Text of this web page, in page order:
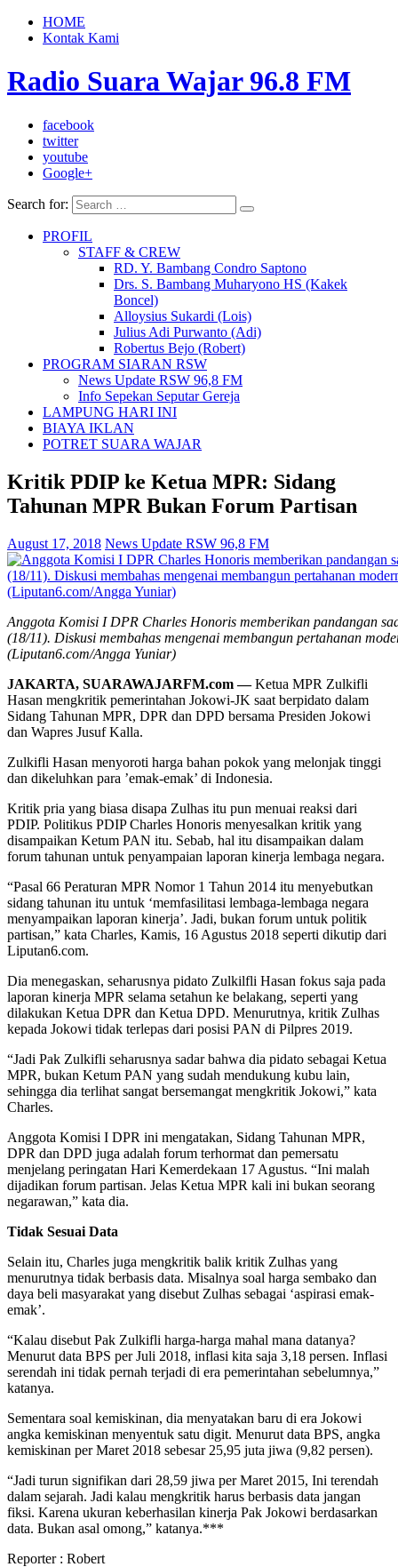
HOME
Kontak Kami
Radio Suara Wajar 96.8 FM
facebook
twitter
youtube
Google+
Search for:
PROFIL
STAFF & CREW
RD. Y. Bambang Condro Saptono
Drs. S. Bambang Muharyono HS (Kakek
Boncel)
Alloysius Sukardi (Lois)
Julius Adi Purwanto (Adi)
Robertus Bejo (Robert)
PROGRAM SIARAN RSW
News Update RSW 96,8 FM
Info Sepekan Seputar Gereja
LAMPUNG HARI INI
BIAYA IKLAN
POTRET SUARA WAJAR
Kritik PDIP ke Ketua MPR: Sidang
Tahunan MPR Bukan Forum Partisan
August 17, 2018 News Update RSW 96,8 FM
Anggota Komisi I DPR Charles Honoris memberikan pandangan
(18/11). Diskusi membahas mengenai membangun pertahanan
(Liputan6.com/Angga Yuniar)
JAKARTA, SUARAWAJARFM.com —Ketua MPR Zulkifli
Hasan mengkritik pemerintahan Jokowi-JK saat berpidato dalam
Sidang Tahunan MPR, DPR dan DPD bersama Presiden Jokowi
dan Wapres Jusuf Kalla.
Zulkifli Hasan menyoroti harga bahan pokok yang melonjak tinggi
dan dikeluhkan para ’emak-emak’ di Indonesia.
Kritik pria yang biasa disapa Zulhas itu pun menuai reaksi dari
PDIP. Politikus PDIP Charles Honoris menyesalkan kritik yang
disampaikan Ketum PAN itu. Sebab, hal itu disampaikan dalam
forum tahunan untuk penyampaian laporan kinerja lembaga negara.
“Pasal 66 Peraturan MPR Nomor 1 Tahun 2014 itu menyebutkan
sidang tahunan itu untuk ‘memfasilitasi lembaga-lembaga negara
menyampaikan laporan kinerja’. Jadi, bukan forum untuk politik
partisan,” kata Charles, Kamis, 16 Agustus 2018 seperti dikutip dari
Liputan6.com.
Dia menegaskan, seharusnya pidato Zulkilfli Hasan fokus saja pada
laporan kinerja MPR selama setahun ke belakang, seperti yang
dilakukan Ketua DPR dan Ketua DPD. Menurutnya, kritik Zulhas
kepada Jokowi tidak terlepas dari posisi PAN di Pilpres 2019.
“Jadi Pak Zulkifli seharusnya sadar bahwa dia pidato sebagai Ketua
MPR, bukan Ketum PAN yang sudah mendukung kubu lain,
sehingga dia terlihat sangat bersemangat mengkritik Jokowi,” kata
Charles.
Anggota Komisi I DPR ini mengatakan, Sidang Tahunan MPR,
DPR dan DPD juga adalah forum terhormat dan pemersatu
menjelang peringatan Hari Kemerdekaan 17 Agustus. “Ini malah
dijadikan forum partisan. Jelas Ketua MPR kali ini bukan seorang
negarawan,” kata dia.
Tidak Sesuai Data
Selain itu, Charles juga mengkritik balik kritik Zulhas yang
menurutnya tidak berbasis data. Misalnya soal harga sembako dan
daya beli masyarakat yang disebut Zulhas sebagai ‘aspirasi emak-
emak’.
“Kalau disebut Pak Zulkifli harga-harga mahal mana datanya?
Menurut data BPS per Juli 2018, inflasi kita saja 3,18 persen. Inflasi
serendah ini tidak pernah terjadi di era pemerintahan sebelumnya,”
katanya.
Sementara soal kemiskinan, dia menyatakan baru di era Jokowi
angka kemiskinan menyentuk satu digit. Menurut data BPS, angka
kemiskinan per Maret 2018 sebesar 25,95 juta jiwa (9,82 persen).
“Jadi turun signifikan dari 28,59 jiwa per Maret 2015, Ini terendah
dalam sejarah. Jadi kalau mengkritik harus berbasis data jangan
fiksi. Karena ukuran keberhasilan kinerja Pak Jokowi berdasarkan
data. Bukan asal omong,” katanya.***
Reporter : Robert